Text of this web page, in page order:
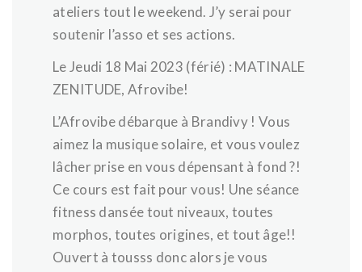
ateliers tout le weekend. J’y serai pour
soutenir l’asso et ses actions.
Le Jeudi 18 Mai 2023 (férié) : MATINALE
ZENITUDE, Afrovibe!
L’Afrovibe débarque à Brandivy ! Vous
aimez la musique solaire, et vous voulez
lâcher prise en vous dépensant à fond ?!
Ce cours est fait pour vous! Une séance
fitness dansée tout niveaux, toutes
morphos, toutes origines, et tout âge!!
Ouvert à tousss donc alors je vous